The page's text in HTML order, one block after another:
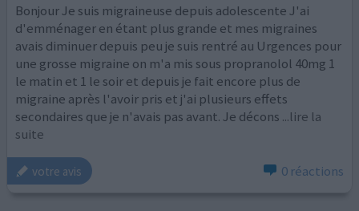
Bonjour Je suis migraineuse depuis adolescente J'ai
d'emménager en étant plus grande et mes migraines
avais diminuer depuis peu je suis rentré au Urgences pour
une grosse migraine on m'a mis sous propranolol 40mg 1
le matin et 1 le soir et depuis je fait encore plus de
migraine après l'avoir pris et j'ai plusieurs effets
secondaires que je n'avais pas avant. Je décons ...lire la
suite
votre avis 0 réactions